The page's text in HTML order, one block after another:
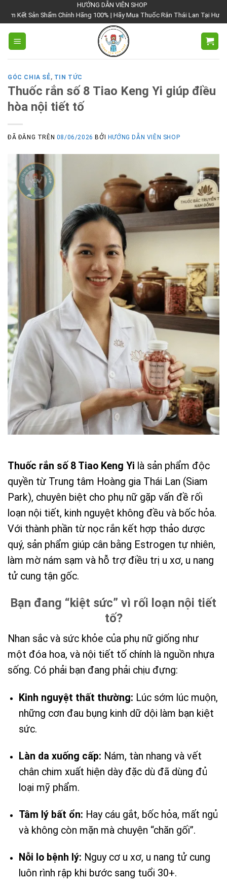
đến
nội
dung
HƯỚNG DẪN VIÊN SHOP
Chính Hãng 100% | Hãy Mua Thuốc Rắn Thái Lan Tại Hướng Dẫn Viên
GÓC CHIA SẺ, TIN TỨC
Thuốc rắn số 8 Tiao Keng Yi giúp điều
hòa nội tiết tố
ĐÃ ĐĂNG TRÊN 08/06/2026 BỞI HƯỚNG DẪN VIÊN SHOP
Thuốc rắn số 8 Tiao Keng Yi là sản phẩm độc
quyền từ Trung tâm Hoàng gia Thái Lan (Siam
Park), chuyên biệt cho phụ nữ gặp vấn đề rối
loạn nội tiết, kinh nguyệt không đều và bốc hỏa.
Với thành phần từ nọc rắn kết hợp thảo dược
quý, sản phẩm giúp cân bằng Estrogen tự nhiên,
làm mờ nám sạm và hỗ trợ điều trị u xơ, u nang
tử cung tận gốc.
Bạn đang “kiệt sức” vì rối loạn nội tiết
tố?
Nhan sắc và sức khỏe của phụ nữ giống như
một đóa hoa, và nội tiết tố chính là nguồn nhựa
sống. Có phải bạn đang phải chịu đựng:
Kinh nguyệt thất thường: Lúc sớm lúc muộn,
những cơn đau bụng kinh dữ dội làm bạn kiệt
sức.
Làn da xuống cấp: Nám, tàn nhang và vết
chân chim xuất hiện dày đặc dù đã dùng đủ
loại mỹ phẩm.
Tâm lý bất ổn: Hay cáu gắt, bốc hỏa, mất ngủ
và không còn mặn mà chuyện “chăn gối”.
Nỗi lo bệnh lý: Nguy cơ u xơ, u nang tử cung
luôn rình rập khi bước sang tuổi 30+.